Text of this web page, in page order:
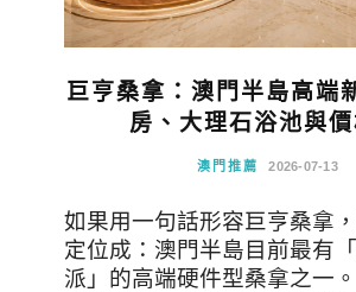
巨亨桑拿：澳門半島高端
房、大理石浴池與
澳門推薦 2026-07-13
如果用一句話形容巨亨桑拿
定位成：澳門半島目前最有
派」的高端硬件型桑拿之一